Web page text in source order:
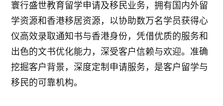
寰行盛世教育留学申请及移民业务，拥有国内外留
学资源和香港移居资源，以协助数万名学员获得心
仪高效录取通知书与香港身份，凭借优质的服务和
出色的文书优化能力，深受客户信赖与欢迎。准确
挖掘客户背景，深度定制申请服务，是客户留学与
移民的可靠机构。